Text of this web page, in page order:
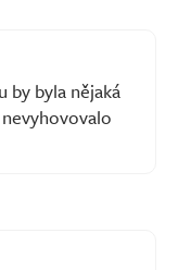
by byla nějaká